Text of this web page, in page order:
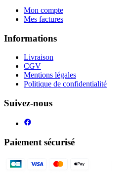
Mon compte
Mes factures
Informations
Livraison
CGV
Mentions légales
Politique de confidentialité
Suivez-nous
Paiement sécurisé